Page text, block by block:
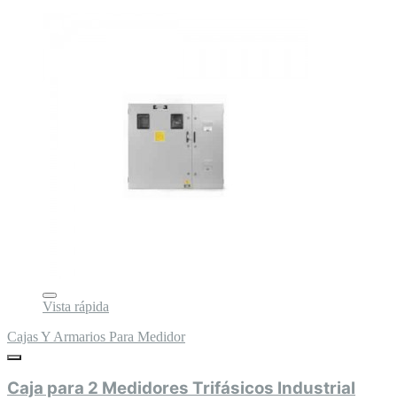
Vista rápida
Cajas Y Armarios Para Medidor
Caja para 2 Medidores Trifásicos Industrial